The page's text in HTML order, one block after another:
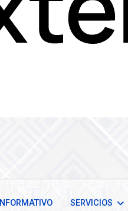
INFORMATIVO SERVICIOS